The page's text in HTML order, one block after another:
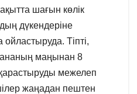
шағын көлік
дүкендеріне
Тіпті,
маңынан 8
қарастыруды межелеп
жаңадан пештен